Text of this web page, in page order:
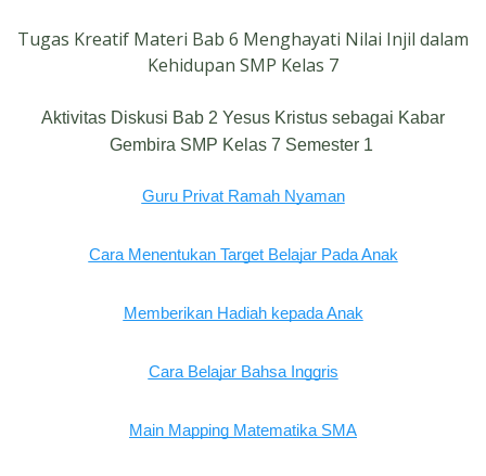
Tugas Kreatif Materi Bab 6 Menghayati Nilai Injil dalam
Kehidupan SMP Kelas 7
Aktivitas Diskusi Bab 2 Yesus Kristus sebagai Kabar
Gembira SMP Kelas 7 Semester 1